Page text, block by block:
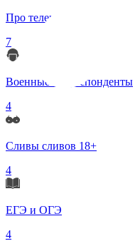
Про телеграмм
7
Военные корреспонденты
4
Сливы сливов 18+
4
ЕГЭ и ОГЭ
4